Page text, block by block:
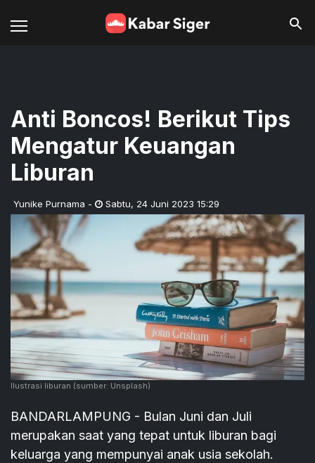
Anti Boncos! Berikut Tips
Mengatur Keuangan
Liburan
Yunike Purnama - Sabtu, 24 Juni 2023 15:29
Ilustrasi liburan (sumber: Unsplash)
BANDARLAMPUNG - Bulan Juni dan Juli
merupakan saat yang tepat untuk liburan bagi
keluarga yang mempunyai anak usia sekolah.